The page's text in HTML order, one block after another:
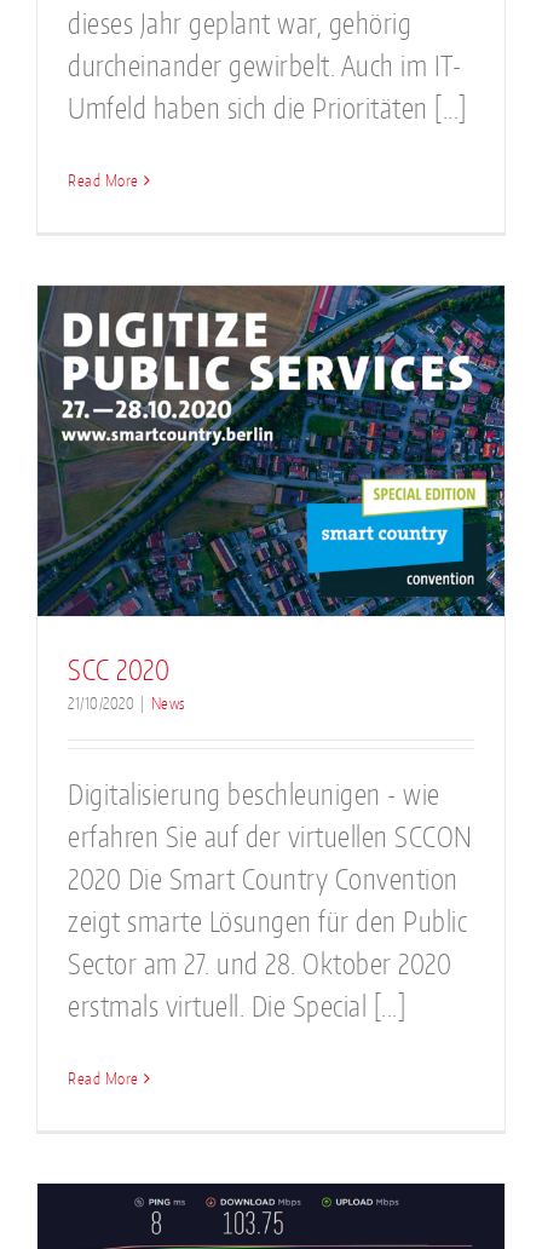
dieses Jahr geplant war, gehörig
durcheinander gewirbelt. Auch im IT-
Umfeld haben sich die Prioritäten [...]
Read More
SCC 2020
21/10/2020 News
Digitalisierung beschleunigen - wie
erfahren Sie auf der virtuellen SCCON
2020 Die Smart Country Convention
zeigt smarte Lösungen für den Public
Sector am 27. und 28. Oktober 2020
erstmals virtuell. Die Special [...]
Read More